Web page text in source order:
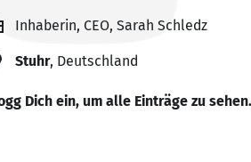
Inhaberin, CEO, Sarah Schledz
Stuhr, Deutschland
Dich ein, um alle Einträge zu sehen.